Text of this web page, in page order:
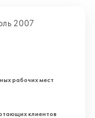
2007
рабочих мест
клиентов